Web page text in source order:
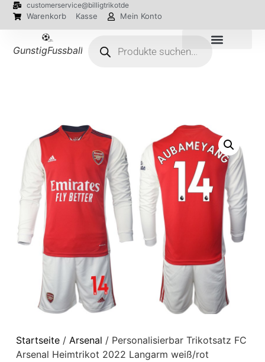
customerservice@billigtrikotde
Warenkorb Kasse Mein Konto
GunstigFussballTrikot
Startseite/ Arsenal / Personalisierbar Trikotsatz FC
Arsenal Heimtrikot 2022 Langarm weiß/rot